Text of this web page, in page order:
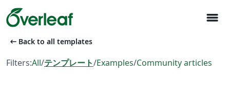
menu
arrow_left_alt Back to all templates
Filters:All/テンプレート/Examples/Community articles